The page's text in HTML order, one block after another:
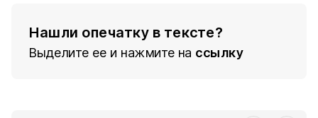
Нашли опечатку в тексте?
Выделите ее и нажмите на ссылку